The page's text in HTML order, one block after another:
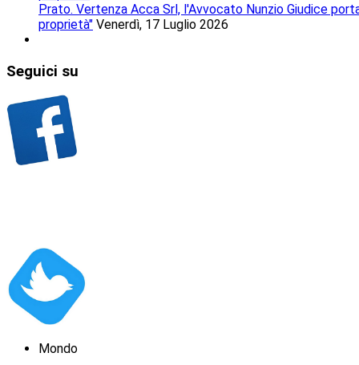
Prato. Vertenza Acca Srl, l'Avvocato Nunzio Giudice
proprietà" Venerdì, 17 Luglio 2026
Seguici su
Mondo